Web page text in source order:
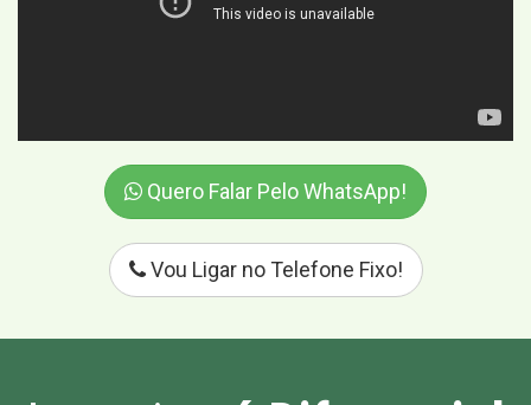
Quero Falar Pelo WhatsApp!
Vou Ligar no Telefone Fixo!